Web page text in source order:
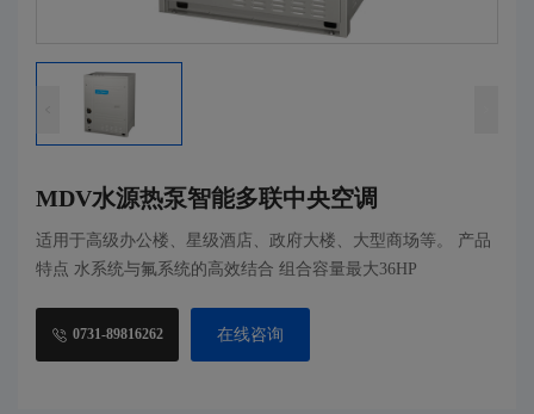
MDV水源热泵智能多联中央空调
适用于高级办公楼、星级酒店、政府大楼、大型商场等。 产品
特点 水系统与氟系统的高效结合 组合容量最大36HP
0731-89816262 在线咨询